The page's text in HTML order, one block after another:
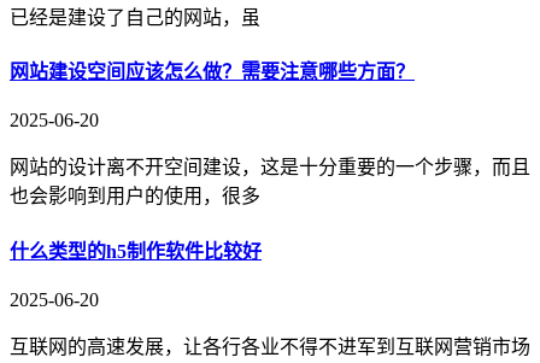
已经是建设了自己的网站，虽
网站建设空间应该怎么做？需要注意哪些方面？
2025-06-20
网站的设计离不开空间建设，这是十分重要的一个步骤，而且
也会影响到用户的使用，很多
什么类型的h5制作软件比较好
2025-06-20
互联网的高速发展，让各行各业不得不进军到互联网营销市场